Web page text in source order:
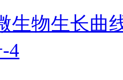
生物生长曲
4